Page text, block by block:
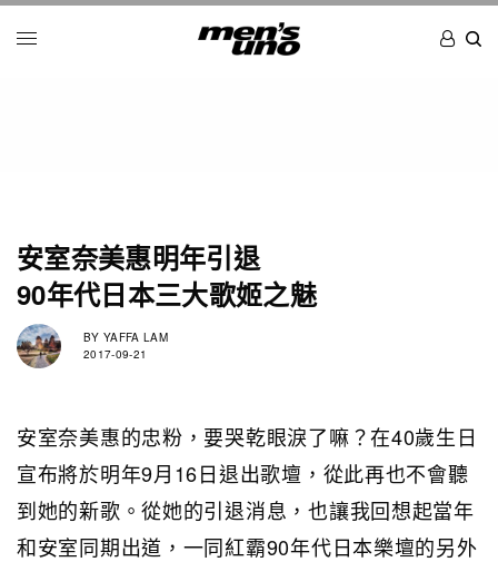
安室奈美惠明年引退
90年代日本三大歌姬之魅
BY YAFFA LAM
2017-09-21
安室奈美惠的忠粉，要哭乾眼淚了嘛？在40歲生日
宣布將於明年9月16日退出歌壇，從此再也不會聽
到她的新歌。從她的引退消息，也讓我回想起當年
和安室同期出道，一同紅霸90年代日本樂壇的另外